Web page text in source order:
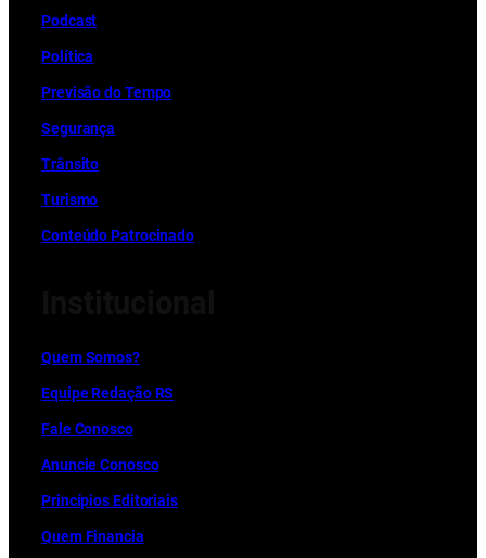
Podcast
Política
Previsão do Tempo
Segurança
Trânsito
Turismo
Conteúdo Patrocinado
Quem Somos?
Equipe Redação RS
Fale Conosco
Anuncie Conosco
Princípios Editoriais
Quem Financia